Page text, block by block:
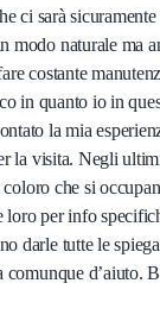
ci sarà
modo naturale ma
costante
in quanto io in
la mia
la visita. Negli
che si
loro per info
darle tutte le
comunque d’aiuto.